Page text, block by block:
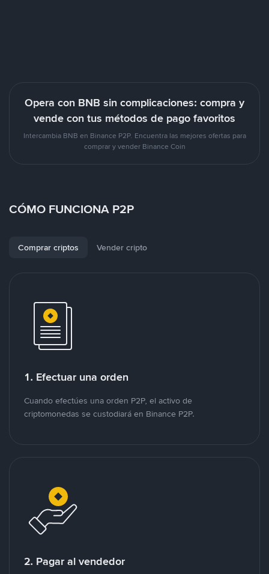
Opera con BNB sin complicaciones: compra y
vende con tus métodos de pago favoritos
Intercambia BNB en Binance P2P. Encuentra las mejores ofertas para
comprar y vender Binance Coin
CÓMO FUNCIONA P2P
Comprar criptos Vender cripto
1. Efectuar una orden
Cuando efectúes una orden P2P, el activo de
criptomonedas se custodiará en Binance P2P.
2. Pagar al vendedor